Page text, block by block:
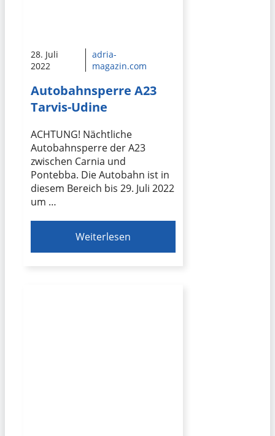
28. Juli
2022
adria-
magazin.com
Autobahnsperre A23
Tarvis-Udine
ACHTUNG! Nächtliche
Autobahnsperre der A23
zwischen Carnia und
Pontebba. Die Autobahn ist in
diesem Bereich bis 29. Juli 2022
um …
Weiterlesen